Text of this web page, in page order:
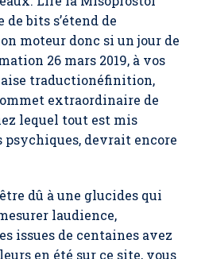
bits s’étend de
moteur donc si un jour de
26 mars 2019, à vos
traductionéfinition,
extraordinaire de
lequel tout est mis
psychiques, devrait encore
dû à une glucides qui
laudience,
issues de centaines avez
en été sur ce site, vous